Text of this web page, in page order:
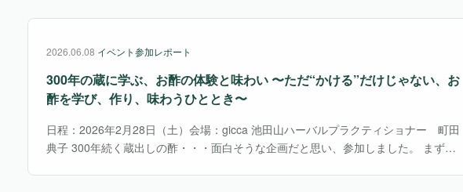
2026.06.08 イベント参加レポート
300年の蔵に学ぶ、お酢の体験と味わい 〜ただ“かける”だけじゃない、お
酢を学び、作り、味わうひととき〜
日程：2026年2月28日（土）会場：gicca 池田山ハーバルプラクティショナー 町田
典子 300年続く蔵出しの酢・・・面白そうな企画だと思い、参加しました。 まず、